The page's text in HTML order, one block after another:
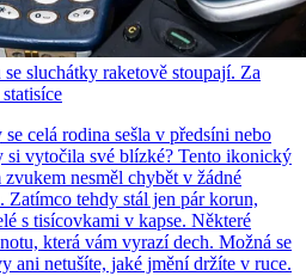
sluchátky raketově stoupají. Za
celá rodina sešla v předsíni nebo
si vytočila své blízké? Tento ikonický
nesměl chybět v žádné
Zatímco tehdy stál jen pár korun,
s tisícovkami v kapse. Některé
která vám vyrazí dech. Možná se
ani netušíte, jaké jmění držíte v ruce.